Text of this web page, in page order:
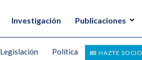
Investigación Publicaciones
HAZTE SOCIO
Legislación Política